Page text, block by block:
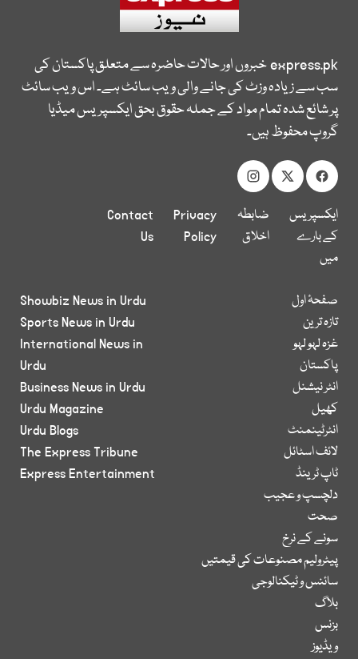
express.pkخبروں اور حالات حاضرہ سے متعلق پاکستان کی
سب سے زیادہ وزٹ کی جانے والی ویب سائٹ ہے۔ اس ویب سائٹ
پر شائع شدہ تمام مواد کے جملہ حقوق بحق ایکسپریس میڈیا
گروپ محفوظ ہیں۔
ایکسپریس
کے بارے
میں
ضابطہ
اخلاق
Privacy
Policy
Contact
Us
صفحۂ اول
تازہ ترین
غزہ لہو لہو
پاکستان
انٹر نیشنل
کھیل
انٹرٹینمنٹ
لائف اسٹائل
ٹاپ ٹرینڈ
دلچسپ و عجیب
صحت
سونے کے نرخ
پیٹرولیم مصنوعات کی قیمتیں
سائنس و ٹیکنالوجی
بلاگ
بزنس
ویڈیوز
Showbiz News in Urdu
Sports News in Urdu
International News in
Urdu
Business News in Urdu
Urdu Magazine
Urdu Blogs
The Express Tribune
Express Entertainment